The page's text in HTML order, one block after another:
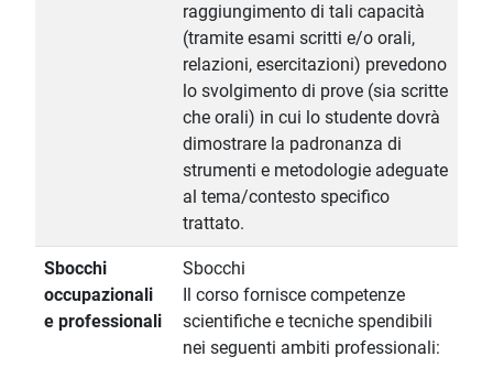
raggiungimento di tali capacità
(tramite esami scritti e/o orali,
relazioni, esercitazioni) prevedono
lo svolgimento di prove (sia scritte
che orali) in cui lo studente dovrà
dimostrare la padronanza di
strumenti e metodologie adeguate
al tema/contesto specifico
trattato.
Sbocchi
occupazionali
e professionali
Sbocchi
Il corso fornisce competenze
scientifiche e tecniche spendibili
nei seguenti ambiti professionali: